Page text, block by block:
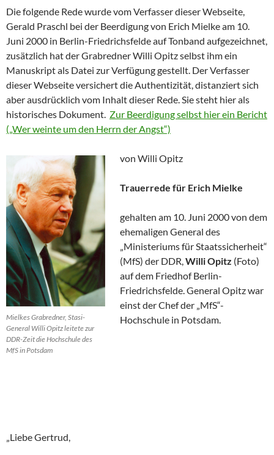
Die folgende Rede wurde vom Verfasser dieser Webseite,
Gerald Praschl bei der Beerdigung von Erich Mielke am 10.
Juni 2000 in Berlin-Friedrichsfelde auf Tonband aufgezeichnet,
zusätzlich hat der Grabredner Willi Opitz selbst ihm ein
Manuskript als Datei zur Verfügung gestellt. Der Verfasser
dieser Webseite versichert die Authentizität, distanziert sich
aber ausdrücklich vom Inhalt dieser Rede. Sie steht hier als
historisches Dokument. Zur Beerdigung selbst hier ein Bericht
(„Wer weinte um den Herrn der Angst“)
Mielkes Grabredner, Stasi-
General Willi Opitz leitete zur
DDR-Zeit die Hochschule des
MfS in Potsdam
von Willi Opitz
Trauerrede für Erich Mielke
gehalten am 10. Juni 2000 von dem
ehemaligen General des
„Ministeriums für Staatssicherheit“
(MfS) der DDR,Willi Opitz (Foto)
auf dem Friedhof Berlin-
Friedrichsfelde. General Opitz war
einst der Chef der „MfS“-
Hochschule in Potsdam.
„Liebe Gertrud,